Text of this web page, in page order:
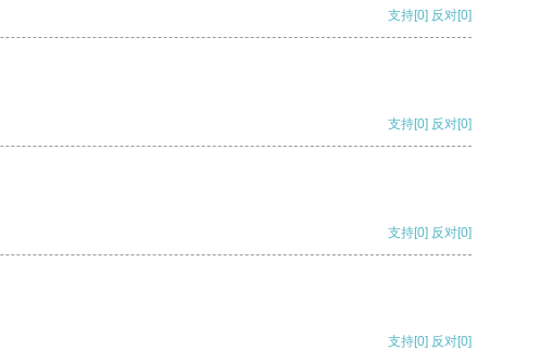
支持[0] 反对[0]
支持[0] 反对[0]
支持[0] 反对[0]
支持[0] 反对[0]